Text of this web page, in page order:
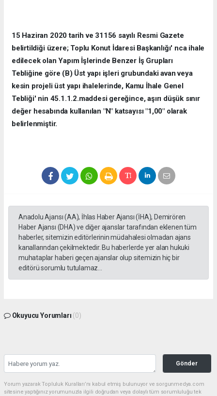
15 Haziran 2020 tarih ve 31156 sayılı Resmi Gazete
belirtildiği üzere; Toplu Konut İdaresi Başkanlığı' nca ihale
edilecek olan Yapım İşlerinde Benzer İş Grupları
Tebliğine göre (B) Üst yapı işleri grubundaki avan veya
kesin projeli üst yapı ihalelerinde, Kamu İhale Genel
Tebliği' nin 45.1.1.2.maddesi gereğince, aşırı düşük sınır
değer hesabında kullanılan "N" katsayısı "1,00" olarak
belirlenmiştir.
Anadolu Ajansı (AA), İhlas Haber Ajansı (İHA), Demirören
Haber Ajansı (DHA) ve diğer ajanslar tarafından eklenen tüm
haberler, sitemizin editörlerinin müdahalesi olmadan ajans
kanallarından çekilmektedir. Bu haberlerde yer alan hukuki
muhataplar haberi geçen ajanslar olup sitemizin hiç bir
editörü sorumlu tutulamaz...
Okuyucu Yorumları (0)
Gönder
Yorum yazarak Topluluk Kuralları’nı kabul etmiş bulunuyor ve sorgunmedya.com
sitesine yaptığınız yorumunuzla ilgili doğrudan veya dolaylı tüm sorumluluğu tek